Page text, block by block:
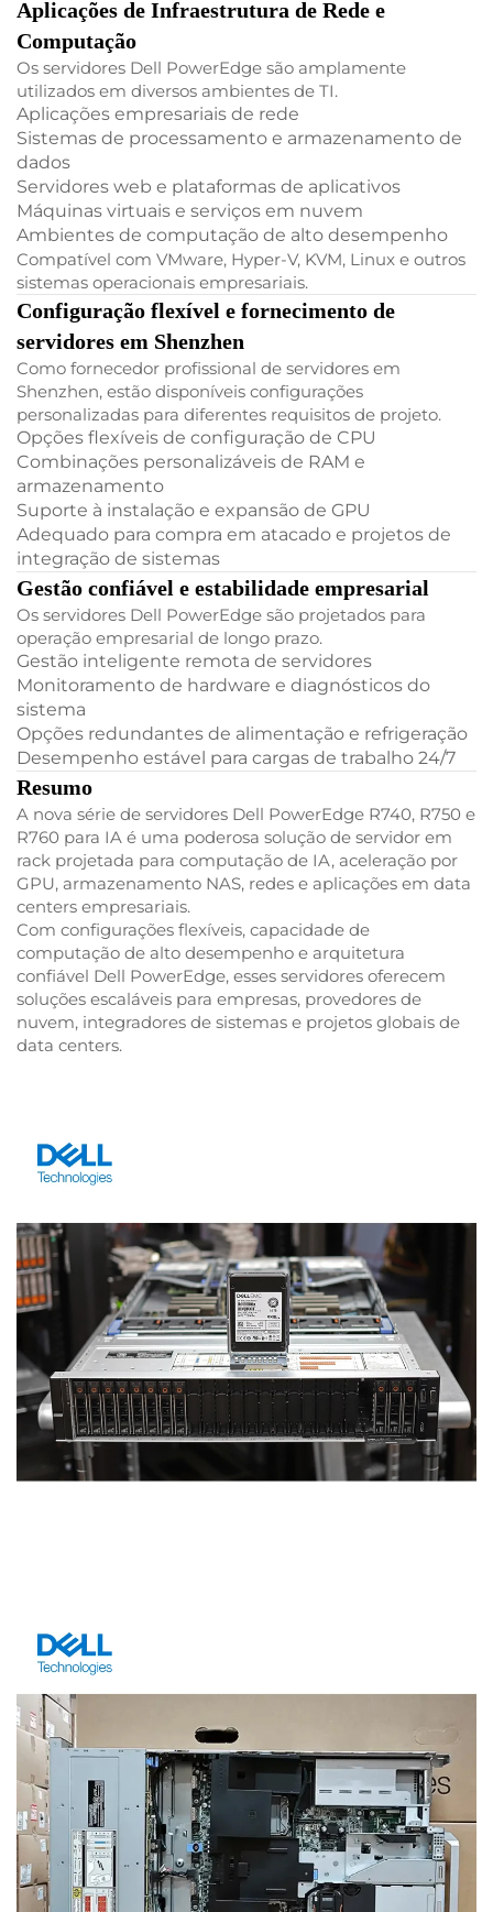
Aplicações de Infraestrutura de Rede e
Computação
Os servidores Dell PowerEdge são amplamente
utilizados em diversos ambientes de TI.
Aplicações empresariais de rede
Sistemas de processamento e armazenamento de
dados
Servidores web e plataformas de aplicativos
Máquinas virtuais e serviços em nuvem
Ambientes de computação de alto desempenho
Compatível com VMware, Hyper-V, KVM, Linux e outros
sistemas operacionais empresariais.
Configuração flexível e fornecimento de
servidores em Shenzhen
Como fornecedor profissional de servidores em
Shenzhen, estão disponíveis configurações
personalizadas para diferentes requisitos de projeto.
Opções flexíveis de configuração de CPU
Combinações personalizáveis de RAM e
armazenamento
Suporte à instalação e expansão de GPU
Adequado para compra em atacado e projetos de
integração de sistemas
Gestão confiável e estabilidade empresarial
Os servidores Dell PowerEdge são projetados para
operação empresarial de longo prazo.
Gestão inteligente remota de servidores
Monitoramento de hardware e diagnósticos do
sistema
Opções redundantes de alimentação e refrigeração
Desempenho estável para cargas de trabalho 24/7
Resumo
A nova série de servidores Dell PowerEdge R740, R750 e
R760 para IA é uma poderosa solução de servidor em
rack projetada para computação de IA, aceleração por
GPU, armazenamento NAS, redes e aplicações em data
centers empresariais.
Com configurações flexíveis, capacidade de
computação de alto desempenho e arquitetura
confiável Dell PowerEdge, esses servidores oferecem
soluções escaláveis para empresas, provedores de
nuvem, integradores de sistemas e projetos globais de
data centers.